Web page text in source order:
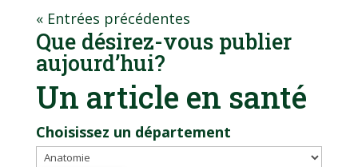
« Entrées précédentes
Que désirez-vous publier
aujourd’hui?
Un article en santé
Choisissez un département